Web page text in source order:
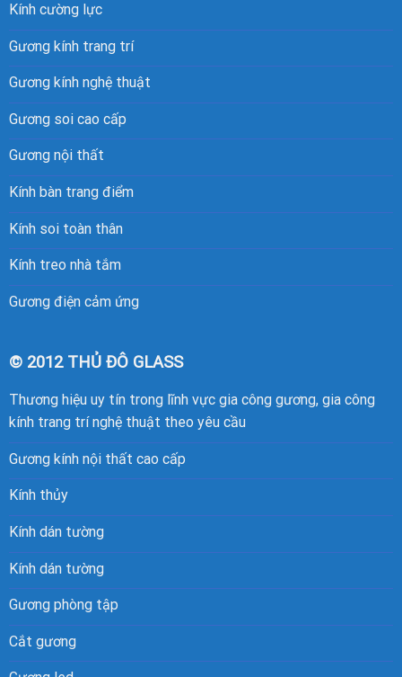
Kính cường lực
Gương kính trang trí
Gương kính nghệ thuật
Gương soi cao cấp
Gương nội thất
Kính bàn trang điểm
Kính soi toàn thân
Kính treo nhà tắm
Gương điện cảm ứng
© 2012 THỦ ĐÔ GLASS
Thương hiệu uy tín trong lĩnh vực gia công gương, gia công
kính trang trí nghệ thuật theo yêu cầu
Gương kính nội thất cao cấp
Kính thủy
Kính dán tường
Kính dán tường
Gương phòng tập
Cắt gương